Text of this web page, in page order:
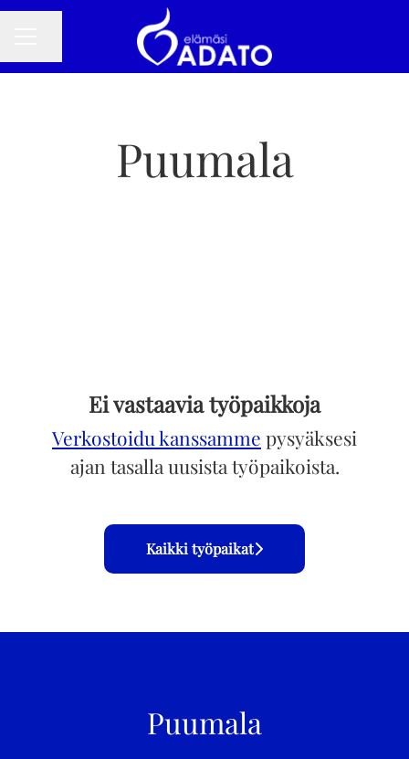
Puumala
Ei vastaavia työpaikkoja
Verkostoidu kanssamme pysyäksesi
ajan tasalla uusista työpaikoista.
Kaikki työpaikat
Puumala